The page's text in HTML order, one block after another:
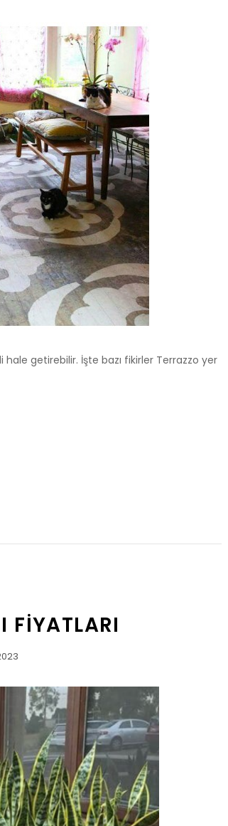
getirebilir. İşte bazı fikirler Terrazzo yer
FIYATLARI